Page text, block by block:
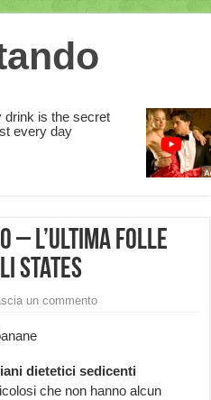
– l’ultima folle
States
un commento
dieteticisedicenti
che non hanno alcun